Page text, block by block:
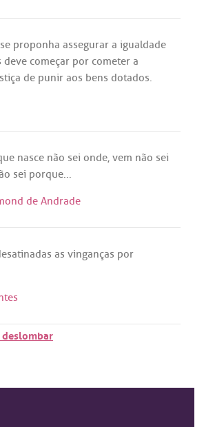
se proponha assegurar a igualdade
deve começar por cometer a
de punir aos bens dotados.
nasce não sei onde, vem não sei
sei porque...
de Andrade
as vinganças por